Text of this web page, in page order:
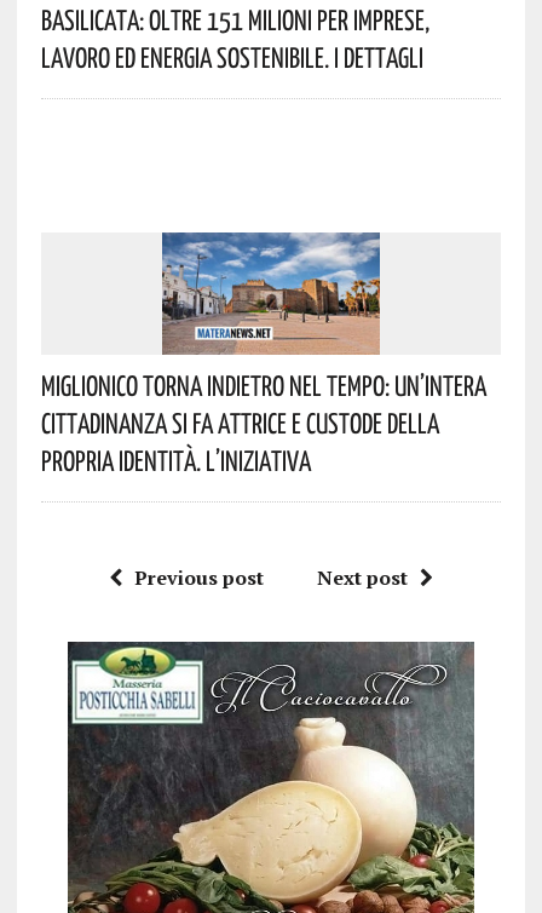
Basilicata: Oltre 151 Milioni Per Imprese,
Lavoro Ed Energia Sostenibile. I Dettagli
Miglionico Torna Indietro Nel Tempo: Un’intera
Cittadinanza Si Fa Attrice E Custode Della
Propria Identità. L’iniziativa
Previous post Next post